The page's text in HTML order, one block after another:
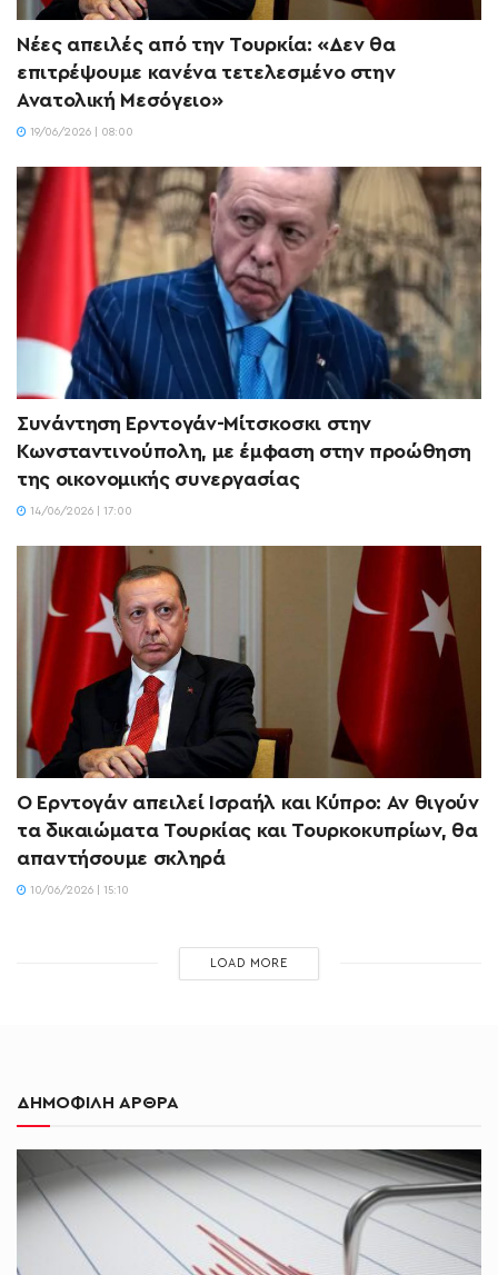
Νέες απειλές από την Τουρκία: «Δεν θα
επιτρέψουμε κανένα τετελεσμένο στην
Ανατολική Μεσόγειο»
19/06/2026 | 08:00
Συνάντηση Ερντογάν-Μίτσκοσκι στην
Κωνσταντινούπολη, με έμφαση στην προώθηση
της οικονομικής συνεργασίας
14/06/2026 | 17:00
Ο Ερντογάν απειλεί Ισραήλ και Κύπρο: Αν θιγούν
τα δικαιώματα Τουρκίας και Τουρκοκυπρίων, θα
απαντήσουμε σκληρά
10/06/2026 | 15:10
LOAD MORE
ΔΗΜΟΦΙΛΗ ΑΡΘΡΑ